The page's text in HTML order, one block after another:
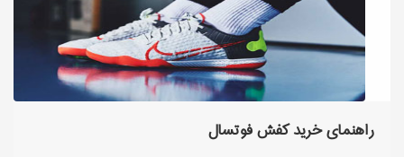
راهنمای خرید کفش فوتسال